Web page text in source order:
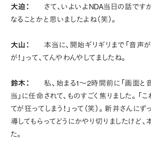
大迫：
さて、いよいよNDA当日の話です
なることかと思いましたよね（笑）。
大山：
本当に、開始ギリギリまで「音声が
が！」って、てんやわんやしてましたね。
鈴木：
私、始まる1〜2時間前に「画面と
当」に任命されて、ものすごく焦りました。「
てが狂ってしまう！」って（笑）。新井さんに
導してもらってどうにかやり切りましたけど、
た。